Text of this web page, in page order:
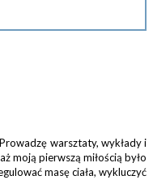
warsztaty, wykłady i
moją pierwszą miłością było
masę ciała, wykluczyć